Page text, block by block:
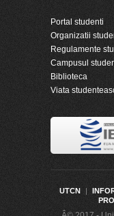
Portal studenti
Organizatii
Regulamente
Campusul
Biblioteca
Viata
UTCN |